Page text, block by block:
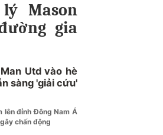
Mason
gia
Utd vào hè
sàng 'giải cứu'
lên đỉnh Đông Nam Á
chấn động